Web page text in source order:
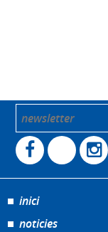
inici
noticies